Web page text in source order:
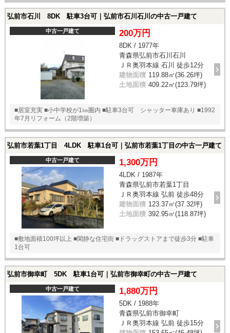
弘前市石川 8DK 駐車3台可｜弘前市石川石川の中古一戸建て
中古一戸建て 200万円
8DK / 1977年
青森県弘前市石川石川
ＪＲ奥羽本線 石川 徒歩12分
建物面積 119.88㎡(36.26坪)
土地面積 409.22㎡(123.79坪)
■居室充実 ■小中学校が1㎞圏内 ■駐車3台可 シャッター車庫あり ■1992
年7月リフォーム（2階増築）
弘前市若葉1丁目 4LDK 駐車1台可｜弘前市若葉1丁目の中古一戸建て
中古一戸建て 1,300万円
4LDK / 1987年
青森県弘前市若葉1丁目
ＪＲ奥羽本線 弘前 徒歩48分
建物面積 123.37㎡(37.32坪)
土地面積 392.95㎡(118.87坪)
■敷地面積100坪以上 ■閑静な住宅街 ■ドラッグストアまで徒歩3分 ■駐車
1台可
弘前市御幸町 5DK 駐車1台可｜弘前市御幸町の中古一戸建て
中古一戸建て 1,880万円
5DK / 1988年
青森県弘前市御幸町
ＪＲ奥羽本線 弘前 徒歩15分